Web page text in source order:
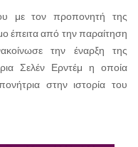
με τον προπονητή της
έπειτα από την παραίτηση
την έναρξη της
Σελέν Ερντέμ η οποία
στην ιστορία του